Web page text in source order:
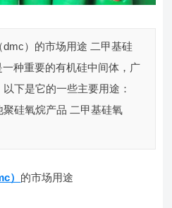
）的市场用途 二甲基硅
种重要的有机硅中间体，广
下是它的一些主要用途：
硅氧烷产品 二甲基硅氧
） 的市场用途